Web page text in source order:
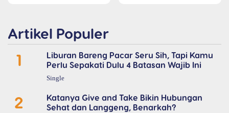
Artikel Populer
1
Liburan Bareng Pacar Seru Sih, Tapi Kamu
Perlu Sepakati Dulu 4 Batasan Wajib Ini
Single
2
Katanya Give and Take Bikin Hubungan
Sehat dan Langgeng, Benarkah?